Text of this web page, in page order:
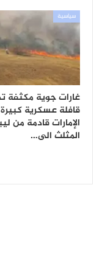
سياسية
غارات جوية مكثفة
قافلة عسكرية
الإمارات قادمة من
المثلث الى…